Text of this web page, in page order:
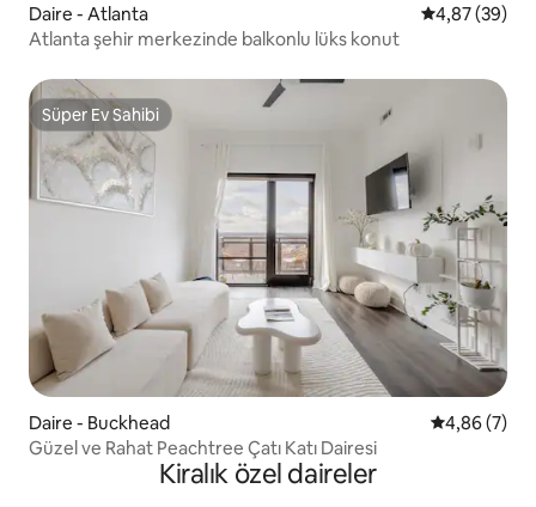
Daire - Atlanta 5 üzerinden
4,87 (39)
Atlanta şehir merkezinde balkonlu lüks konut
Süper Ev Sahibi
Süper Ev Sahibi
Daire - Buckhead 5 üzerinden
4,86 (7)
Güzel ve Rahat Peachtree Çatı Katı Dairesi
Kiralık özel daireler